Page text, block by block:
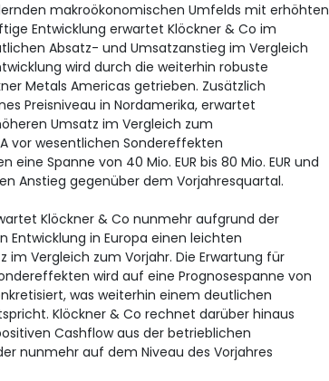
makroökonomischen Umfelds mit erhöhten
Entwicklung erwartet Klöckner & Co im
Absatz- und Umsatzanstieg im Vergleich
wird durch die weiterhin robuste
Metals Americas getrieben. Zusätzlich
Preisniveau in Nordamerika, erwartet
Umsatz im Vergleich zum
vor wesentlichen Sondereffekten
Spanne von 40 Mio. EUR bis 80 Mio. EUR und
Anstieg gegenüber dem Vorjahresquartal.
Klöckner & Co nunmehr aufgrund der
Entwicklung in Europa einen leichten
im Vergleich zum Vorjahr. Die Erwartung für
wird auf eine Prognosespanne von
was weiterhin einem deutlichen
Klöckner & Co rechnet darüber hinaus
Cashflow aus der betrieblichen
nunmehr auf dem Niveau des Vorjahres